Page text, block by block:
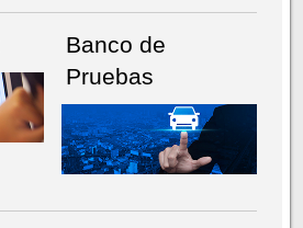
Banco de
Pruebas